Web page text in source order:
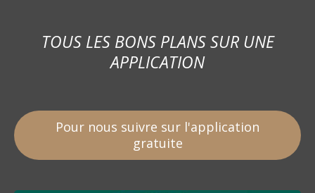
TOUS LES BONS PLANS SUR UNE
APPLICATION
Pour nous suivre sur l'application
gratuite